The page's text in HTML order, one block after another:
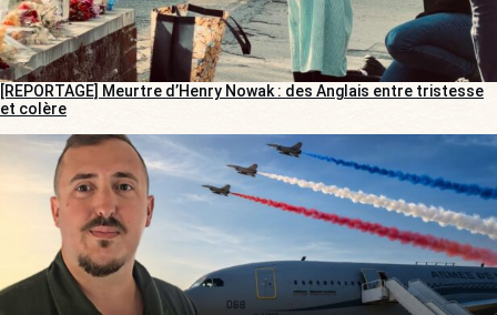
[REPORTAGE] Meurtre d’Henry Nowak : des Anglais entre tristesse
et colère